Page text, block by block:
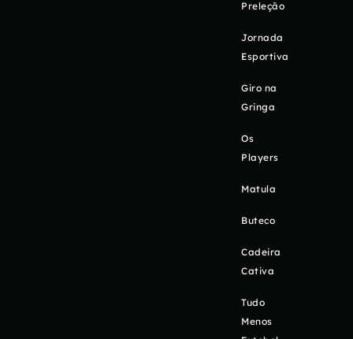
Preleção
Jornada
Esportiva
Giro na
Gringa
Os
Players
Matula
Buteco
Cadeira
Cativa
Tudo
Menos